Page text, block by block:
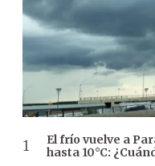
El frío vuelve a
hasta 10°C: